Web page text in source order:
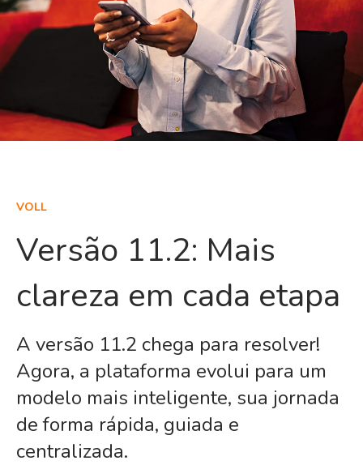
VOLL
Versão 11.2: Mais
clareza em cada etapa
A versão 11.2 chega para resolver!
Agora, a plataforma evolui para um
modelo mais inteligente, sua jornada
de forma rápida, guiada e
centralizada.